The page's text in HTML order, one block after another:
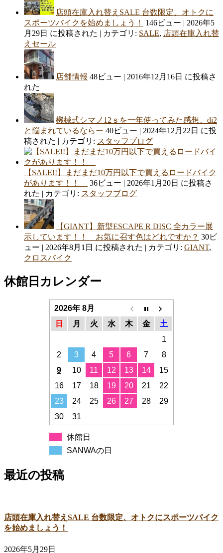
店頭在庫入れ替えSALE 台数限定、オトクに
スポーツバイクを始めましょう！
146ビュー | 2026年5
月29日 に投稿された | カテゴリ: SALE, 店頭在庫入れ替
えセール
店舗情報 48ビュー | 2016年12月16日 に投稿さ
れた
機械式シマノ12ｓを一年使ってみた感想。di2
と悩まれているならー 40ビュー | 2024年12月22日 に投
稿された | カテゴリ: スタッフブログ
【SALE!!】まだまだ10万円以下で買えるロードバイク
があります！！
36ビュー | 2026年1月20日 に投稿さ
れた | カテゴリ: スタッフブログ
【GIANT】新型ESCAPE R DISC 全カラー展
示しています！！ お気に召す色はどれですか？ 30ビ
ュー | 2026年8月1日 に投稿された | カテゴリ: GIANT,
クロスバイク
休館日カレンダー
2026年 8月
日
月 火 水 木 金
土
1
2
3 4 5 6 7
8
9
10 11 12 13 14
15
16
17 18 19 20 21
22
23
24 25 26 27 28
29
30
31
休館日
SANWAの日
最近の投稿
店頭在庫入れ替えSALE 台数限定、オトクにスポーツバイク
を始めましょう！
2026年5月29日